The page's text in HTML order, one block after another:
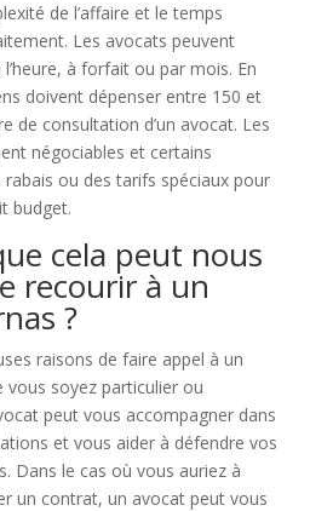
de l’affaire et le temps
Les avocats peuvent
à forfait ou par mois. En
doivent dépenser entre 150 et
de consultation d’un avocat. Les
négociables et certains
ou des tarifs spéciaux pour
budget.
cela peut nous
recourir à un
?
raisons de faire appel à un
vous soyez particulier ou
peut vous accompagner dans
et vous aider à défendre vos
Dans le cas où vous auriez à
un contrat, un avocat peut vous